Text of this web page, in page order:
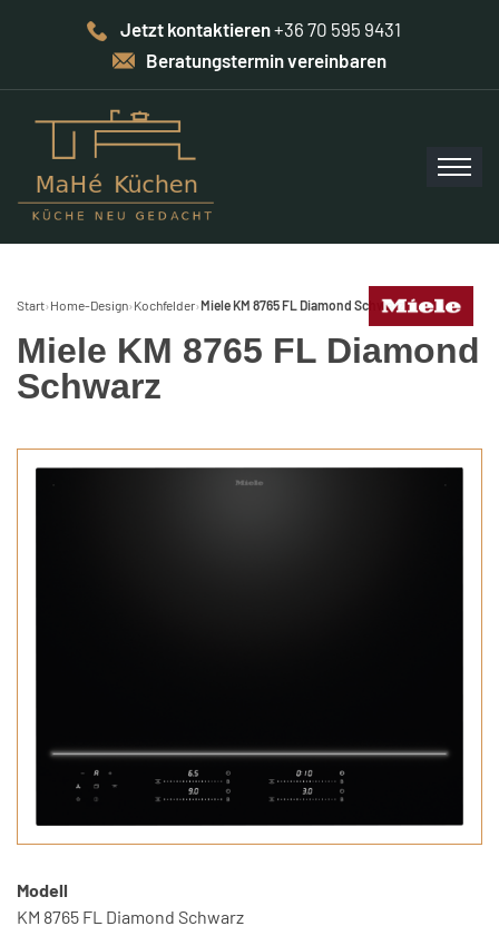
Jetzt kontaktieren+36 70 595 9431
Beratungstermin vereinbaren
Start› Home-Design› Kochfelder›Miele KM 8765 FL Diamond Schwarz
Miele KM 8765 FL Diamond
Schwarz
Modell
KM 8765 FL Diamond Schwarz